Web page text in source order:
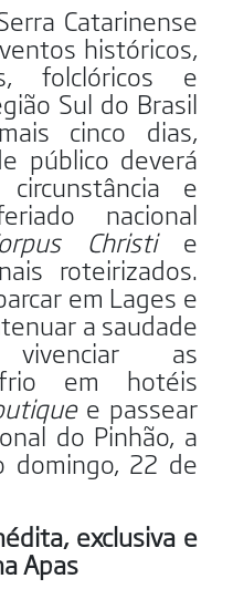
Catarinense
históricos,
folclóricos e
Sul do Brasil
cinco dias,
público deverá
e
nacional
Christie
roteirizados.
em Lages e
a saudade
as
em hotéis
e passear
do Pinhão, a
domingo, 22 de
exclusiva e
Apas